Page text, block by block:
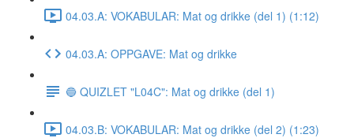
04.03.A: VOKABULAR: Mat og drikke (del 1) (1:12)
04.03.A: OPPGAVE: Mat og drikke
🔵 QUIZLET "L04C": Mat og drikke (del 1)
04.03.B: VOKABULAR: Mat og drikke (del 2) (1:23)